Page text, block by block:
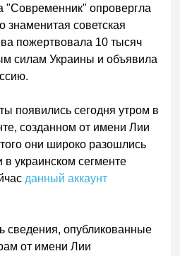
"Современник" опровергла
знаменитая советская
пожертвовала 10 тысяч
силам Украины и объявила
появились сегодня утром в
созданном от имени Лии
они широко разошлись
в украинском сегменте
данный аккаунт
сведения, опубликованные
от имени Лии